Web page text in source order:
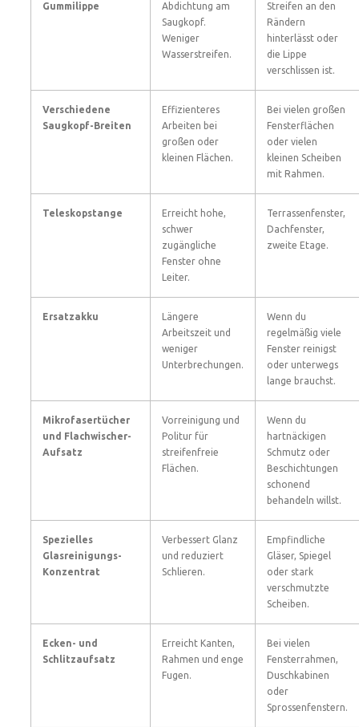
Gummilippe
Abdichtung am
Saugkopf.
Weniger
Wasserstreifen.
Streifen an den
Rändern
hinterlässt oder
die Lippe
verschlissen ist.
Verschiedene
Saugkopf-Breiten
Effizienteres
Arbeiten bei
großen oder
kleinen Flächen.
Bei vielen großen
Fensterflächen
oder vielen
kleinen Scheiben
mit Rahmen.
Teleskopstange
Erreicht hohe,
schwer
zugängliche
Fenster ohne
Leiter.
Terrassenfenster,
Dachfenster,
zweite Etage.
Ersatzakku
Längere
Arbeitszeit und
weniger
Unterbrechungen.
Wenn du
regelmäßig viele
Fenster reinigst
oder unterwegs
lange brauchst.
Mikrofasertücher
und Flachwischer-
Aufsatz
Vorreinigung und
Politur für
streifenfreie
Flächen.
Wenn du
hartnäckigen
Schmutz oder
Beschichtungen
schonend
behandeln willst.
Spezielles
Glasreinigungs-
Konzentrat
Verbessert Glanz
und reduziert
Schlieren.
Empfindliche
Gläser, Spiegel
oder stark
verschmutzte
Scheiben.
Ecken- und
Schlitzaufsatz
Erreicht Kanten,
Rahmen und enge
Fugen.
Bei vielen
Fensterrahmen,
Duschkabinen
oder
Sprossenfenstern.